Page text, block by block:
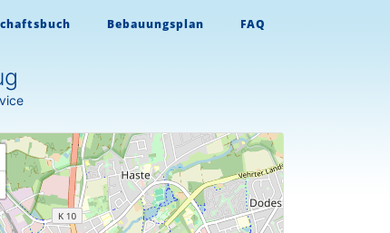
Bebauungsplan FAQ